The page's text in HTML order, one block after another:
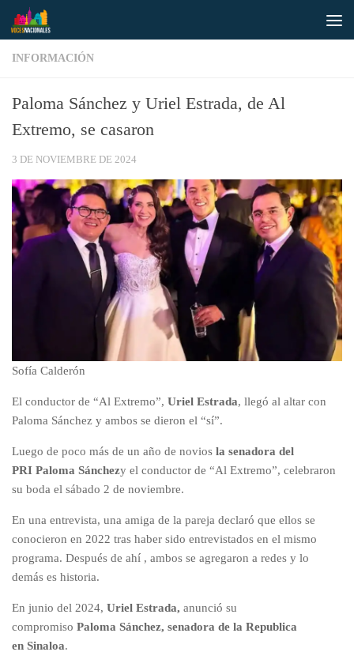
Saltar al contenido
INFORMACIÓN
Paloma Sánchez y Uriel Estrada, de Al
Extremo, se casaron
3 DE NOVIEMBRE DE 2024
Sofía Calderón
El conductor de “Al Extremo”, Uriel Estrada, llegó al altar con
Paloma Sánchez y ambos se dieron el “sí”.
Luego de poco más de un año de novios la senadora del
PRI Paloma Sánchezy el conductor de “Al Extremo”, celebraron
su boda el sábado 2 de noviembre.
En una entrevista, una amiga de la pareja declaró que ellos se
conocieron en 2022 tras haber sido entrevistados en el mismo
programa. Después de ahí , ambos se agregaron a redes y lo
demás es historia.
En junio del 2024, Uriel Estrada, anunció su
compromiso Paloma Sánchez, senadora de la Republica
en Sinaloa.